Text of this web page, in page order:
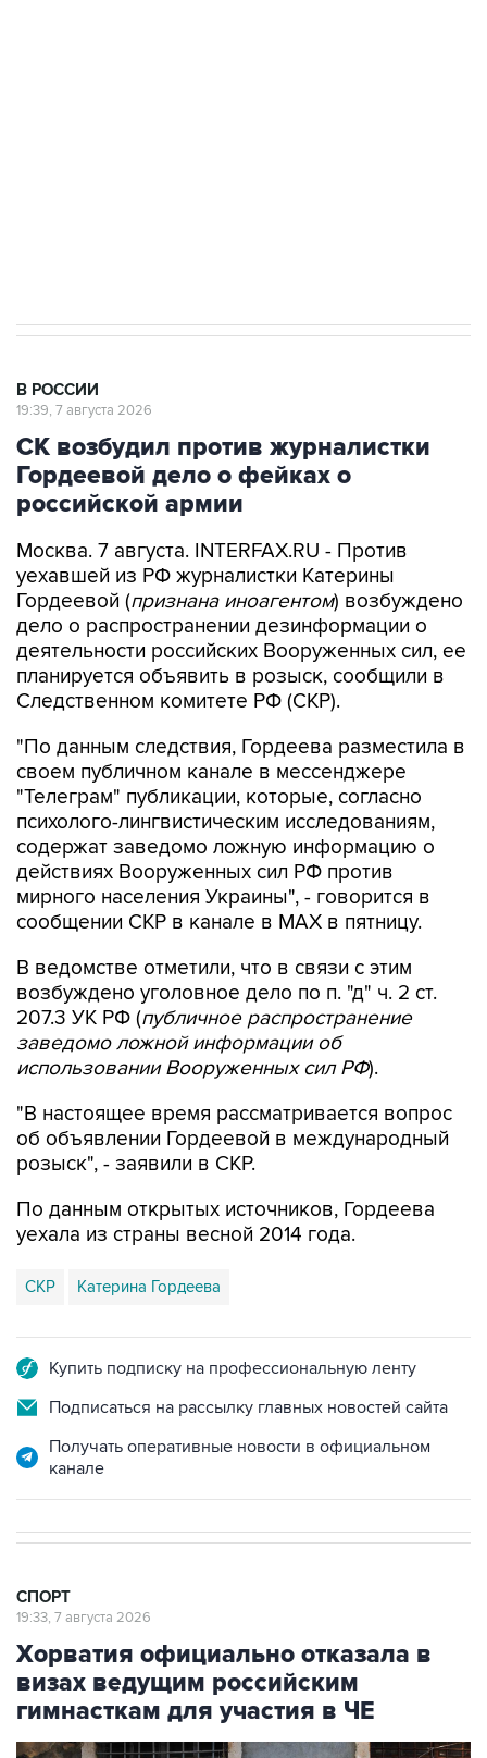
В РОССИИ
19:39, 7 августа 2026
СК возбудил против журналистки
Гордеевой дело о фейках о
российской армии
Москва. 7 августа. INTERFAX.RU - Против
уехавшей из РФ журналистки Катерины
Гордеевой (признана иноагентом) возбуждено
дело о распространении дезинформации о
деятельности российских Вооруженных сил, ее
планируется объявить в розыск, сообщили в
Следственном комитете РФ (СКР).
"По данным следствия, Гордеева разместила в
своем публичном канале в мессенджере
"Телеграм" публикации, которые, согласно
психолого-лингвистическим исследованиям,
содержат заведомо ложную информацию о
действиях Вооруженных сил РФ против
мирного населения Украины", - говорится в
сообщении СКР в канале в MAX в пятницу.
В ведомстве отметили, что в связи с этим
возбуждено уголовное дело по п. "д" ч. 2 ст.
207.3 УК РФ (публичное распространение
заведомо ложной информации об
использовании Вооруженных сил РФ).
"В настоящее время рассматривается вопрос
об объявлении Гордеевой в международный
розыск", - заявили в СКР.
По данным открытых источников, Гордеева
уехала из страны весной 2014 года.
СКР Катерина Гордеева
Купить подписку на профессиональную ленту
Подписаться на рассылку главных новостей сайта
Получать оперативные новости в официальном
канале
СПОРТ
19:33, 7 августа 2026
Хорватия официально отказала в
визах ведущим российским
гимнасткам для участия в ЧЕ